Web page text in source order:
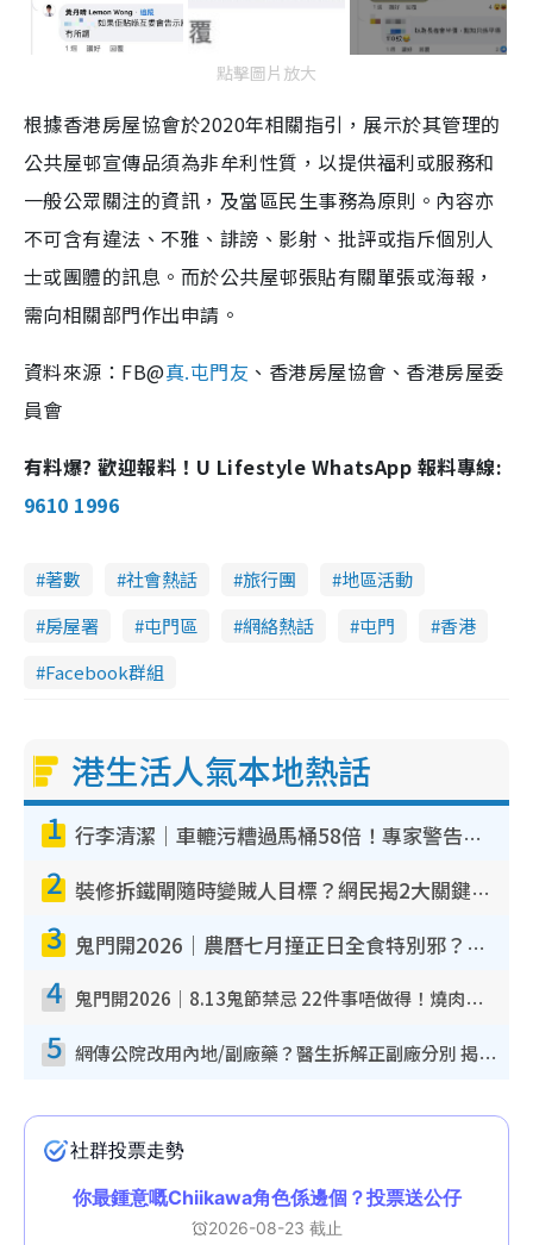
點擊圖片放大
根據香港房屋協會於2020年相關指引，展示於其管理的
公共屋邨宣傳品須為非牟利性質，以提供福利或服務和
一般公眾關注的資訊，及當區民生事務為原則。內容亦
不可含有違法、不雅、誹謗、影射、批評或指斥個別人
士或團體的訊息。而於公共屋邨張貼有關單張或海報，
需向相關部門作出申請。
資料來源：FB@真.屯門友 、香港房屋協會、香港房屋委
員會
有料爆? 歡迎報料！U Lifestyle WhatsApp 報料專線:
9610 1996
著數 社會熱話 旅行團
地區活動
房屋署
屯門區 網絡熱話 屯門
香港
Facebook群組
港生活人氣本地熱話
1 行李清潔｜車轆污糟過馬桶58倍！專家警告忌用酒精抹 教1招免污手除菌
2 裝修拆鐵閘隨時變賊人目標？網民揭2大關鍵用途：裝新式等於白裝？附新舊鐵閘分別
3 鬼門開2026｜農曆七月撞正日全食特別邪？專家警告切忌做一事！揭4大禁忌+2招保平安
4 鬼門開2026｜8.13鬼節禁忌 22件事唔做得！燒肉、刺身要少食？半夜勿吹口哨/打呢個電話
5 網傳公院改用內地/副廠藥？醫生拆解正副廠分別 揭4類人換藥隨時出事